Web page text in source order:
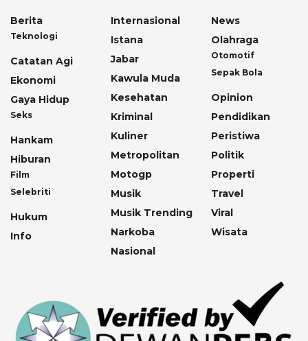
Berita
Teknologi
Catatan Agi
Ekonomi
Gaya Hidup
Seks
Hankam
Hiburan
Film
Selebriti
Hukum
Info
Internasional
Istana
Jabar
Kawula Muda
Kesehatan
Kriminal
Kuliner
Metropolitan
Motogp
Musik
Musik Trending
Narkoba
Nasional
News
Olahraga
Otomotif
Sepak Bola
Opinion
Pendidikan
Peristiwa
Politik
Properti
Travel
Viral
Wisata